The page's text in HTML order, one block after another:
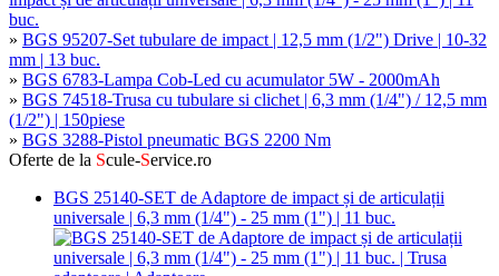
buc.
» BGS 95207-Set tubulare de impact | 12,5 mm (1/2") Drive | 10-32
mm | 13 buc.
» BGS 6783-Lampa Cob-Led cu acumulator 5W - 2000mAh
» BGS 74518-Trusa cu tubulare si clichet | 6,3 mm (1/4") / 12,5 mm
(1/2") | 150piese
» BGS 3288-Pistol pneumatic BGS 2200 Nm
Oferte de la Scule-Service.ro
BGS 25140-SET de Adaptore de impact și de articulații
universale | 6,3 mm (1/4") - 25 mm (1") | 11 buc.